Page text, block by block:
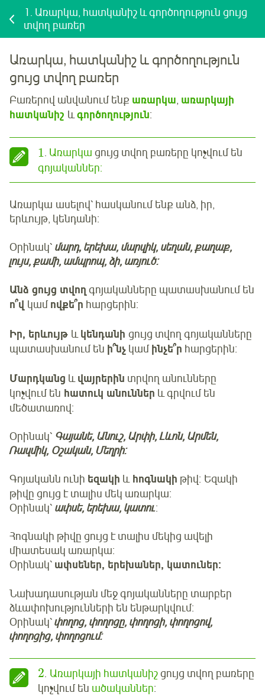
1. Առարկա, հատկանիշ և գործողություն ցույց
տվող բառեր
Առարկա, հատկանիշ և գործողություն
ցույց տվող բառեր
Բառերով անվանում ենք առարկա, առարկայի
հատկանիշ ևգործողություն:
1. Առարկա ցույց տվող բառերը կոչվում են
գոյականներ:
Առարկա ասելով՝ հասկանում ենք անձ, իր,
երևույթ, կենդանի:
Օրինակ՝ մարդ, երեխա, մարզիկ, սեղան, քաղաք,
լույս, քամի, ամպրոպ, ձի, առյուծ:
Անձ ցույց տվող գոյականները պատասխանում են
ո՞վ կամովքե՞ր հարցերին:
Իր, երևույթ ևկենդանի ցույց տվող գոյականները
պատասխանում են ի՞նչ կամինչե՞ր հարցերին:
Մարդկանց ևվայրերին տրվող անունները
կոչվում են հատուկ անուններ և գրվում են
մեծատառով:
Օրինակ՝ Գայանե, Անուշ, Արփի, Լևոն, Արմեն,
Ռազմիկ, Օշական, Մեղրի:
Գոյականն ունի եզակի ևհոգնակի թիվ: Եզակի
թիվը ցույց է տալիս մեկ առարկա:
Օրինակ՝ ափսե, երեխա, կատու:
Հոգնակի թիվը ցույց է տալիս մեկից ավելի
միատեսակ առարկա:
Օրինակ՝ ափսեներ, երեխաներ, կատուներ:
Նախադասության մեջ գոյականները տարբեր
ձևափոխությունների են ենթարկվում:
Օրինակ՝փողոց, փողոցը, փողոցի, փողոցով,
փողոցից, փողոցում:
2. Առարկայի հատկանիշցույց տվող բառերը
կոչվում են ածականներ: